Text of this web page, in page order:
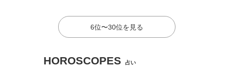
6位〜30位を見る
HOROSCOPES 占い